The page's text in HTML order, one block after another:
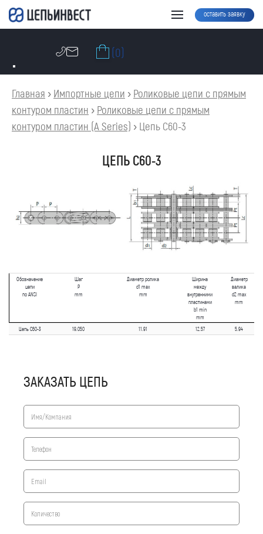
оставить заявку
(0)
Главная › Импортные цепи › Роликовые цепи с прямым
контуром пластин › Роликовые цепи с прямым
контуром пластин (A Series) › Цепь C60-3
ЦЕПЬ C60-3
Обозначение
цепи
по ANSI
Шаг
P
mm
Диаметр ролика
d1 max
mm
Ширина
между
внутренними
пластинами
b1 min
mm
Диаметр
валика
d2 max
mm
Цепь C60-3 19.050 11.91 12.57 5.94
ЗАКАЗАТЬ ЦЕПЬ